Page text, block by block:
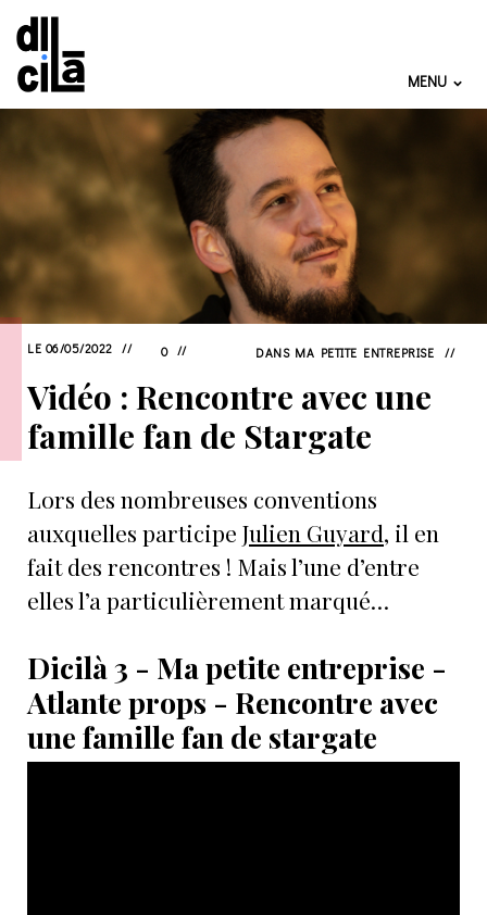
MENU
LE 06/05/2022 0 DANS MA PETITE ENTREPRISE
Vidéo : Rencontre avec une
famille fan de Stargate
Lors des nombreuses conventions
auxquelles participe Julien Guyard, il en
fait des rencontres ! Mais l’une d’entre
elles l’a particulièrement marqué…
Dicilà 3 - Ma petite entreprise -
Atlante props - Rencontre avec
une famille fan de stargate